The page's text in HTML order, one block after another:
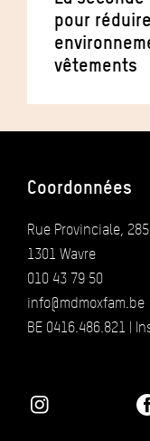
pour
vêtements
Coordonnées
Rue Provinciale, 285
1301 Wavre
010 43 79 50
info@mdmoxfam.be
BE 0416.486.821 |